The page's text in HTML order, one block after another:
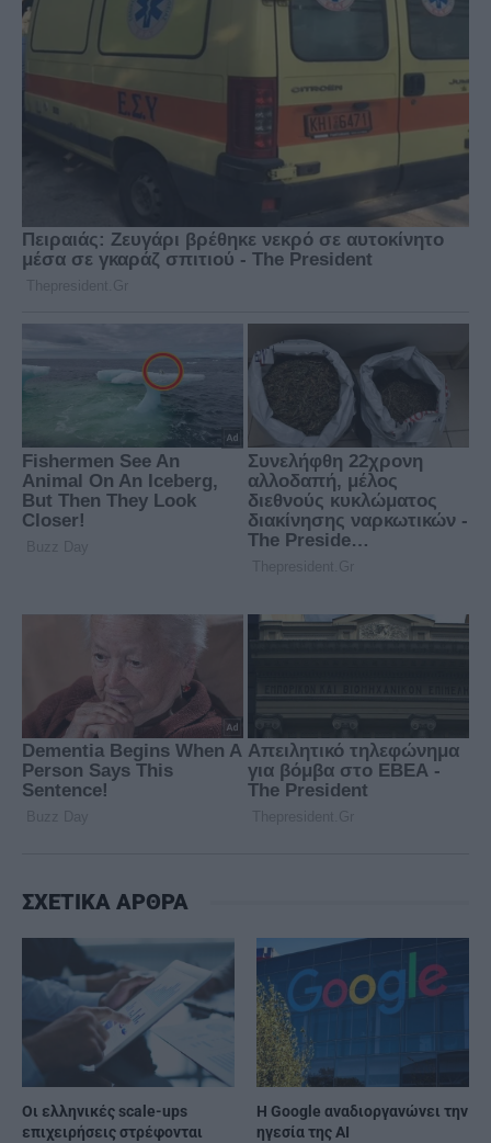
ΣΧΕΤΙΚΑ ΑΡΘΡΑ
Οι ελληνικές scale-ups
επιχειρήσεις στρέφονται
H Google αναδιοργανώνει την
ηγεσία της AI